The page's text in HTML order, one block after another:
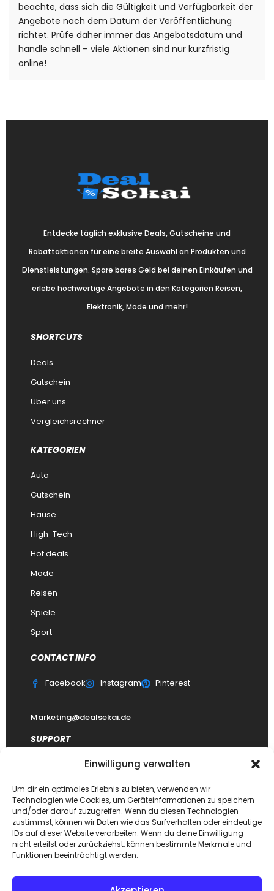
Einwilligung verwalten
Um dir ein optimales Erlebnis zu bieten, verwenden wir
Technologien wie Cookies, um Geräteinformationen zu speichern
und/oder darauf zuzugreifen. Wenn du diesen Technologien
zustimmst, können wir Daten wie das Surfverhalten oder eindeutige
IDs auf dieser Website verarbeiten. Wenn du deine Einwilligung
nicht erteilst oder zurückziehst, können bestimmte Merkmale und
Funktionen beeinträchtigt werden.
beachte, dass sich die Gültigkeit und Verfügbarkeit der
Angebote nach dem Datum der Veröffentlichung
richtet. Prüfe daher immer das Angebotsdatum und
handle schnell – viele Aktionen sind nur kurzfristig
online!
Entdecke täglich exklusive Deals, Gutscheine und
Rabattaktionen für eine breite Auswahl an Produkten und
Dienstleistungen. Spare bares Geld bei deinen Einkäufen und
erlebe hochwertige Angebote in den Kategorien Reisen,
Elektronik, Mode und mehr!
SHORTCUTS
Deals
Gutschein
Über uns
Vergleichsrechner
KATEGORIEN
Auto
Gutschein
Hause
High-Tech
Hot deals
Mode
Reisen
Spiele
Sport
CONTACT INFO
Facebook Instagram Pinterest
Marketing@dealsekai.de
SUPPORT
datenschutzerklärung
Impressum
Haftungsausschluss
FAQ Dealsekai